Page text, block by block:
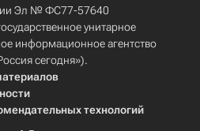
Эл № ФС77-57640
унитарное
информационное агентство
сегодня»).
технологий